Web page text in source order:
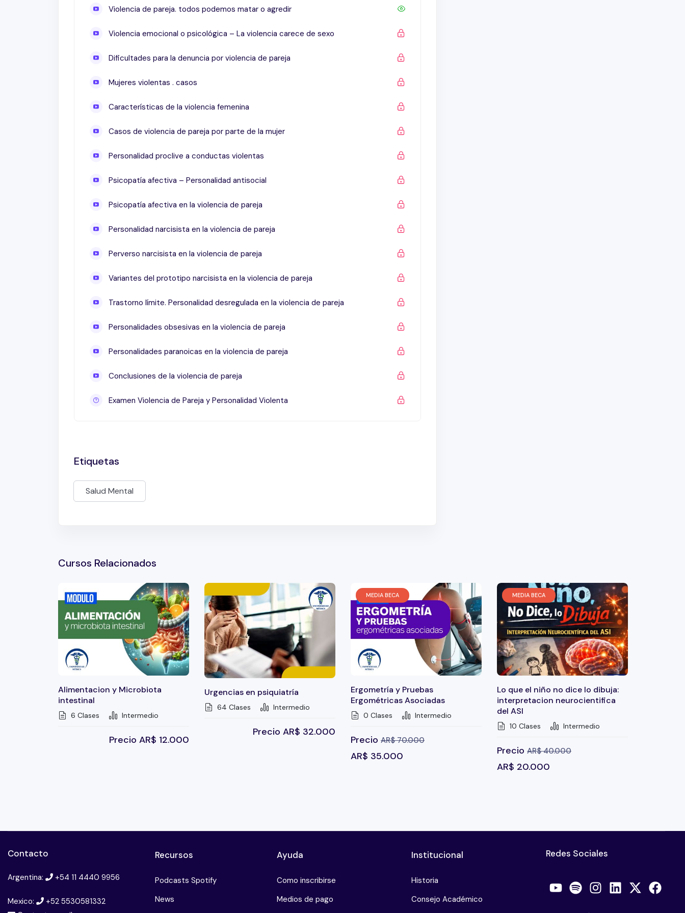
Inscríbete ahoray adquiere herramientas avanzadas para abordar la violencia de pareja y las
Violencia de pareja. todos podemos matar o agredir
Violencia emocional o psicológica – La violencia carece de sexo
Dificultades para la denuncia por violencia de pareja
Mujeres violentas . casos
Características de la violencia femenina
Casos de violencia de pareja por parte de la mujer
Personalidad proclive a conductas violentas
Psicopatía afectiva – Personalidad antisocial
Psicopatía afectiva en la violencia de pareja
Personalidad narcisista en la violencia de pareja
Perverso narcisista en la violencia de pareja
Variantes del prototipo narcisista en la violencia de pareja
Trastorno límite. Personalidad desregulada en la violencia de pareja
Personalidades obsesivas en la violencia de pareja
Personalidades paranoicas en la violencia de pareja
Conclusiones de la violencia de pareja
Examen Violencia de Pareja y Personalidad Violenta
Etiquetas
Salud Mental
Cursos Relacionados
Alimentacion y Microbiota
intestinal
6 Clases Intermedio
Precio AR$ 12.000
Urgencias en psiquiatría
64 Clases Intermedio
Precio AR$ 32.000
MEDIA BECA
Ergometría y Pruebas
Ergométricas Asociadas
0 Clases Intermedio
Precio AR$70.000
AR$ 35.000
MEDIA BECA
Lo que el niño no dice lo dibuja:
interpretacion neurocientifica
del ASI
10 Clases Intermedio
Precio AR$40.000
AR$ 20.000
Contacto
Argentina: +54 11 4440 9956
Mexico:
+52 5530581332
Recursos
Podcasts Spotify
News
Ayuda
Como inscribirse
Medios de pago
Institucional
Historia
Consejo Académico
Redes Sociales